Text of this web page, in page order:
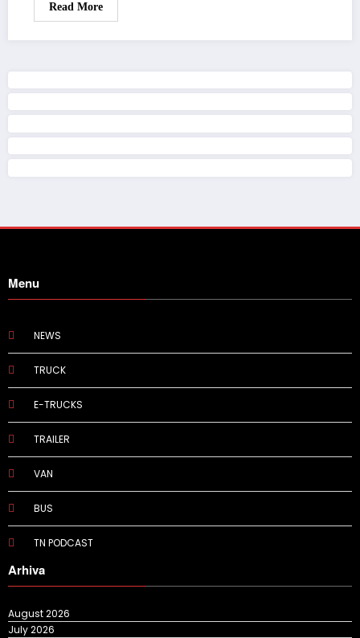
Read More
Menu
NEWS
TRUCK
E-TRUCKS
TRAILER
VAN
BUS
TN PODCAST
Arhiva
August 2026
July 2026